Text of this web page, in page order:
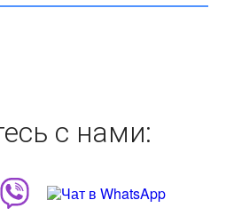
с нами: